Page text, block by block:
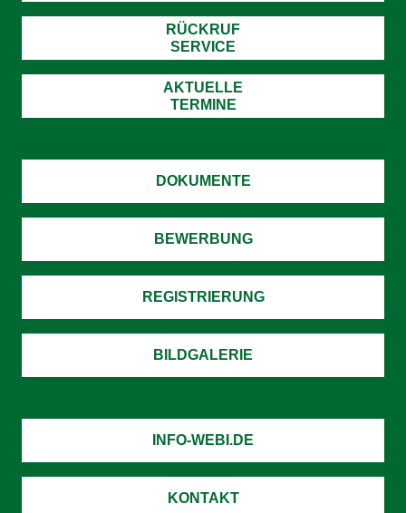
RÜCKRUF
SERVICE
AKTUELLE
TERMINE
DOKUMENTE
BEWERBUNG
REGISTRIERUNG
BILDGALERIE
INFO-WEBI.DE
KONTAKT